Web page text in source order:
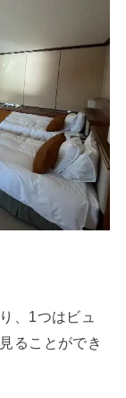
、1つはビュ
ることができ